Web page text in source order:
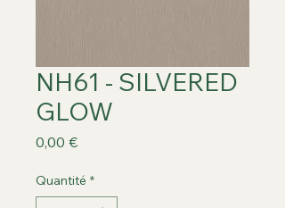
NH61 - SILVERED
GLOW
0,00 €Prix
Quantité *